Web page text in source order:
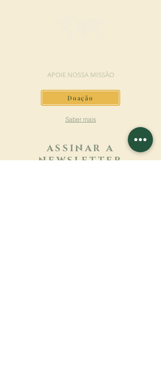
APOIE NOSSA MISSÃO
Doação
Saber mais
ASSINAR A
NEWSLETTER